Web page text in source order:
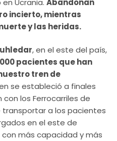
Ucrania. Abandonan
incierto, mientras
y las heridas.
, en el este del país,
pacientes que han
tren de
se estableció a finales
los Ferrocarriles de
transportar a los pacientes
en el este de
más capacidad y más